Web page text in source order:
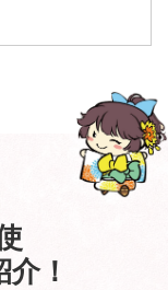
！​​​​​​​